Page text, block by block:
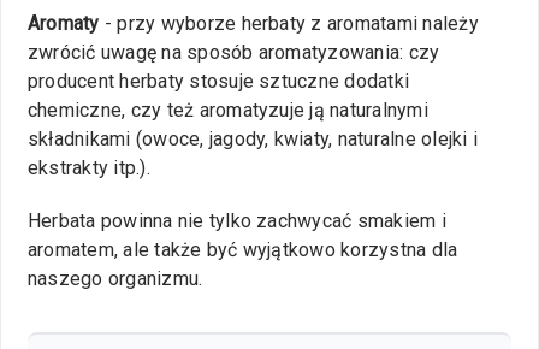
Aromaty - przy wyborze herbaty z aromatami należy
zwrócić uwagę na sposób aromatyzowania: czy
producent herbaty stosuje sztuczne dodatki
chemiczne, czy też aromatyzuje ją naturalnymi
składnikami (owoce, jagody, kwiaty, naturalne olejki i
ekstrakty itp.).
Herbata powinna nie tylko zachwycać smakiem i
aromatem, ale także być wyjątkowo korzystna dla
naszego organizmu.